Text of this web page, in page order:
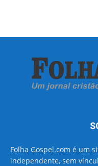
Folha Gospel.com é um
independente, sem